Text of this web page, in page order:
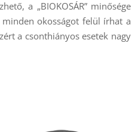
a „BIOKOSÁR” minősége
okosságot felül írhat a
a csonthiányos esetek nagy